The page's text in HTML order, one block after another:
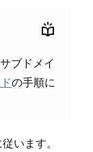
ブドメイ
の手順に
います⁠。